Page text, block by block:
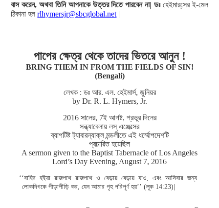
বাস করেন, অথবা তিনি আপনাকে উত্তর দিতে পারবেন না| ডঃহেইমার্‌সের ই-মেল
ঠিকানা হলrlhymersjr@sbcglobal.net |
পাপের ক্ষেত্র থেকে তাদের ভিতরে আনুন !
BRING THEM IN FROM THE FIELDS OF SIN!
(Bengali)
লেখক : ডঃ আর. এল. হেইমার্স, জুনিয়র
by Dr. R. L. Hymers, Jr.
2016 সালের, 7ই আগষ্ট, প্রভুর দিনের
সন্ধ্যাবেলায় লস্ এঞ্জেল্সের
ব্যাপটিষ্ট ট্যাবারন্যাক্ল মন্ডলীতে এই ধর্ম্মোপদেশটি
প্রচারিত হয়েছিল
A sermon given to the Baptist Tabernacle of Los Angeles
Lord’s Day Evening, August 7, 2016
‘‘বাহির হইয়া রাজপথে রাজপথে ও বেড়ায় বেড়ায় যাও, এবং আসিবার জন্য
লোকদিগকে পীড়াপীড়ি কর, যেন আমার গৃহ পরিপূর্ণ হয়’’ (লূক 14:23)|